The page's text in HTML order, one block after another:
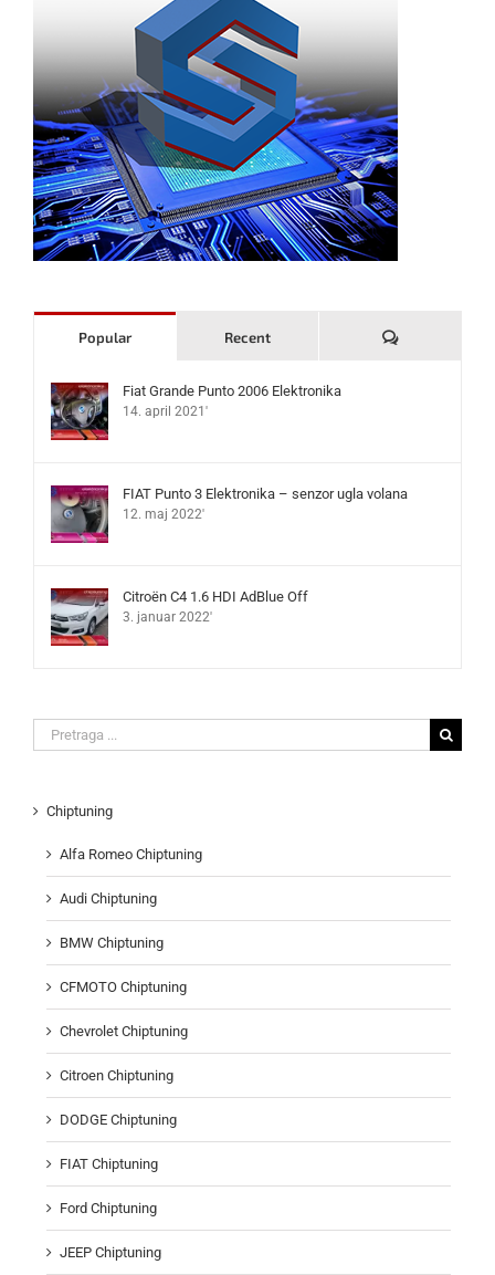
Popular Recent Komentari
Fiat Grande Punto 2006 Elektronika
14. april 2021'
FIAT Punto 3 Elektronika – senzor ugla volana
12. maj 2022'
Citroën C4 1.6 HDI AdBlue Off
3. januar 2022'
Search
for:
Chiptuning
Alfa Romeo Chiptuning
Audi Chiptuning
BMW Chiptuning
CFMOTO Chiptuning
Chevrolet Chiptuning
Citroen Chiptuning
DODGE Chiptuning
FIAT Chiptuning
Ford Chiptuning
JEEP Chiptuning